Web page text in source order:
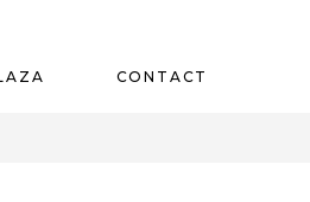
CONTACT